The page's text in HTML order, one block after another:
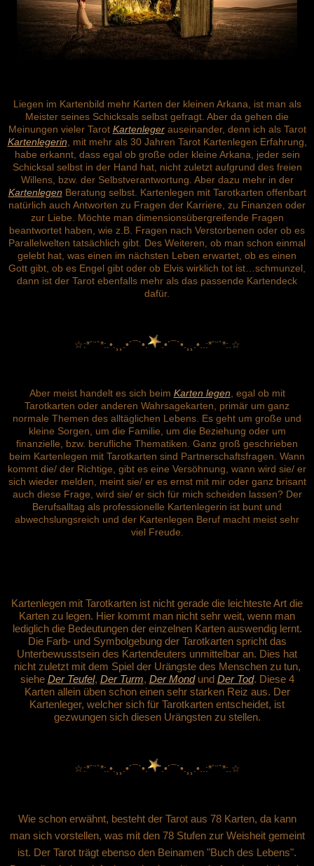
Liegen im Kartenbild mehr Karten der kleinen Arkana, ist man als
Meister seines Schicksals selbst gefragt. Aber da gehen die
Meinungen vieler Tarot Kartenleger auseinander, denn ich als Tarot
Kartenlegerin , mit mehr als 30 Jahren Tarot Kartenlegen Erfahrung,
habe erkannt, dass egal ob große oder kleine Arkana, jeder sein
Schicksal selbst in der Hand hat, nicht zuletzt aufgrund des freien
Willens, bzw. der Selbstverantwortung. Aber dazu mehr in der
Kartenlegen Beratung selbst. Kartenlegen mit Tarotkarten offenbart
natürlich auch Antworten zu Fragen der Karriere, zu Finanzen oder
zur Liebe. Möchte man dimensionsübergreifende Fragen
beantwortet haben, wie z.B. Fragen nach Verstorbenen oder ob es
Parallelwelten tatsächlich gibt. Des Weiteren, ob man schon einmal
gelebt hat, was einen im nächsten Leben erwartet, ob es einen
Gott gibt, ob es Engel gibt oder ob Elvis wirklich tot ist…schmunzel,
dann ist der Tarot ebenfalls mehr als das passende Kartendeck
dafür.
☆:*´¨`*:.•.¸¸.•´¯`•. .•´¯`•.¸¸.•..:*´¨`*:.☆
Aber meist handelt es sich beim Karten legen , egal ob mit
Tarotkarten oder anderen Wahrsagekarten, primär um ganz
normale Themen des alltäglichen Lebens. Es geht um große und
kleine Sorgen, um die Familie, um die Beziehung oder um
finanzielle, bzw. berufliche Thematiken. Ganz groß geschrieben
beim Kartenlegen mit Tarotkarten sind Partnerschaftsfragen. Wann
kommt die/ der Richtige, gibt es eine Versöhnung, wann wird sie/ er
sich wieder melden, meint sie/ er es ernst mit mir oder ganz brisant
auch diese Frage, wird sie/ er sich für mich scheiden lassen? Der
Berufsalltag als professionelle Kartenlegerin ist bunt und
abwechslungsreich und der Kartenlegen Beruf macht meist sehr
viel Freude.
Kartenlegen mit Tarotkarten ist nicht gerade die leichteste Art die
Karten zu legen. Hier kommt man nicht sehr weit, wenn man
lediglich die Bedeutungen der einzelnen Karten auswendig lernt.
Die Farb- und Symbolgebung der Tarotkarten spricht das
Unterbewusstsein des Kartendeuters unmittelbar an. Dies hat
nicht zuletzt mit dem Spiel der Urängste des Menschen zu tun,
siehe Der Teufel, Der Turm, Der Mondund Der Tod. Diese 4
Karten allein üben schon einen sehr starken Reiz aus. Der
Kartenleger, welcher sich für Tarotkarten entscheidet, ist
gezwungen sich diesen Urängsten zu stellen.
☆:*´¨`*:.•.¸¸.•´¯`•. .•´¯`•.¸¸.•..:*´¨`*:.☆
Wie schon erwähnt, besteht der Tarot aus 78 Karten, da kann
man sich vorstellen, was mit den 78 Stufen zur Weisheit gemeint
ist. Der Tarot trägt ebenso den Beinamen "Buch des Lebens".